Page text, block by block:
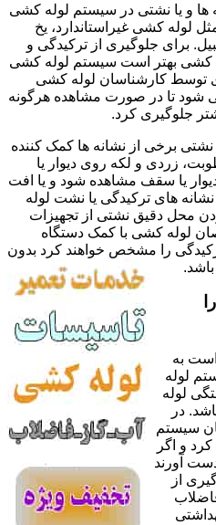
ها و یا نشتی در سیستم لوله کشی
لوله کشی غیراستاندارد، یخ
برای جلوگیری از ترکیدگی و
کشی بهتر است سیستم لوله کشی
توسط کارشناسان لوله کشی
شود تا در صورت مشاهده هرگونه
جلوگیری کرد.
برخی از نشانه ها کمک کننده
زردی و لکه روی دیوار یا
یا سقف مشاهده شود و یا افت
های ترکیدگی یا نشت لوله
محل دقیق نشتی از تجهیزات
لوله کشی با کمک دستگاه
را مشخص خواهند کرد بدون
باشد.
به
لوله
لوله
در
سیستم
و اگر
آورند
از